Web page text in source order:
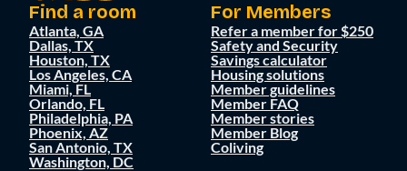
Find a room
Atlanta, GA
Dallas, TX
Houston, TX
Los Angeles, CA
Miami, FL
Orlando, FL
Philadelphia, PA
Phoenix, AZ
San Antonio, TX
Washington, DC
For Members
Refer a member for $250
Safety and Security
Savings calculator
Housing solutions
Member guidelines
Member FAQ
Member stories
Member Blog
Coliving